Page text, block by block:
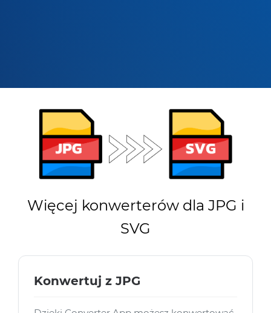
Więcej konwerterów dla JPG i
SVG
Konwertuj z JPG